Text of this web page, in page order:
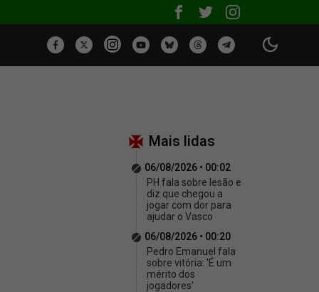
Mais lidas
06/08/2026 • 00:02
PH fala sobre lesão e
diz que chegou a
jogar com dor para
ajudar o Vasco
06/08/2026 • 00:20
Pedro Emanuel fala
sobre vitória: 'É um
mérito dos
jogadores'